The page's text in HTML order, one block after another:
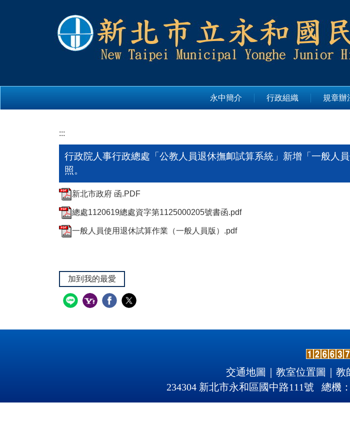
永中簡介 行政組織 規章辦
:::
行政院人事行政總處「公教人員退休撫卹試算系統」新增「一般人
照。
新北市政府 函.PDF
總處1120619總處資字第1125000205號書函.pdf
一般人員使用退休試算作業（一般人員版）.pdf
加到我的最愛
交通地圖 教室位置圖 教
234304 新北市永和區國中路111號 總機